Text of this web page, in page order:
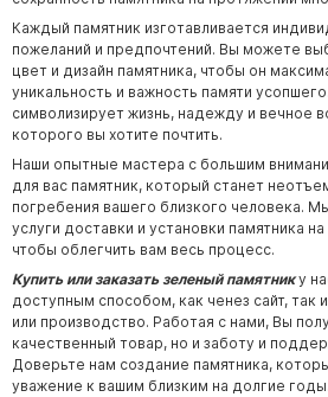
Каждый памятник изготавливается
пожеланий и предпочтений. Вы можете
цвет и дизайн памятника, чтобы он
уникальность и важность памяти
символизирует жизнь, надежду и вечное
которого вы хотите почтить.
Наши опытные мастера с большим
для вас памятник, который станет
погребения вашего близкого человека.
услуги доставки и установки памятника
чтобы облегчить вам весь процесс.
Купить или заказать зеленый памятнику
доступным способом, как ченез сайт, так
или производство. Работая с нами, Вы
качественный товар, но и заботу и
Доверьте нам создание памятника,
уважение к вашим близким на долгие